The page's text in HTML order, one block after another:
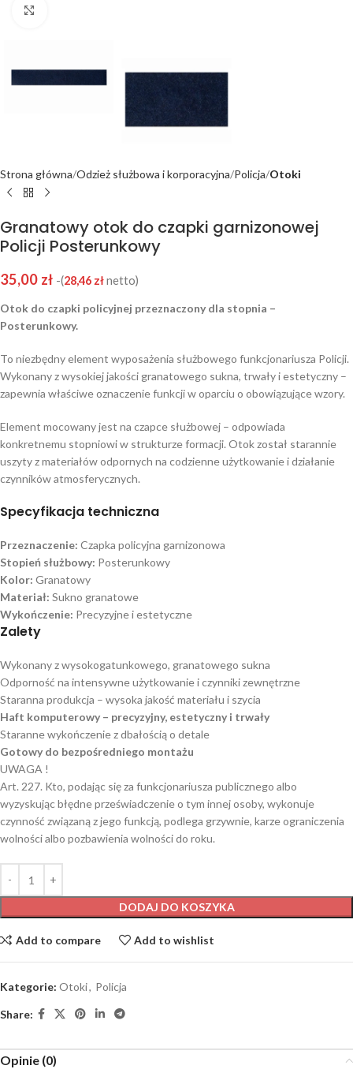
Strona główna Odzież służbowa i korporacyjna Policja Otoki
Granatowy otok do czapki garnizonowej
Policji Posterunkowy
35,00 zł -(28,46 złnetto)
Otok do czapki policyjnej przeznaczony dla stopnia –
Posterunkowy.
To niezbędny element wyposażenia służbowego funkcjonariusza Policji.
Wykonany z wysokiej jakości granatowego sukna, trwały i estetyczny –
zapewnia właściwe oznaczenie funkcji w oparciu o obowiązujące wzory.
Element mocowany jest na czapce służbowej – odpowiada
konkretnemu stopniowi w strukturze formacji. Otok został starannie
uszyty z materiałów odpornych na codzienne użytkowanie i działanie
czynników atmosferycznych.
Specyfikacja techniczna
Przeznaczenie: Czapka policyjna garnizonowa
Stopień służbowy: Posterunkowy
Kolor: Granatowy
Materiał: Sukno granatowe
Wykończenie: Precyzyjne i estetyczne
Zalety
Wykonany z wysokogatunkowego, granatowego sukna
Odporność na intensywne użytkowanie i czynniki zewnętrzne
Staranna produkcja – wysoka jakość materiału i szycia
Haft komputerowy – precyzyjny, estetyczny i trwały
Staranne wykończenie z dbałością o detale
Gotowy do bezpośredniego montażu
UWAGA !
Art. 227. Kto, podając się za funkcjonariusza publicznego albo
wyzyskując błędne przeświadczenie o tym innej osoby, wykonuje
czynność związaną z jego funkcją, podlega grzywnie, karze ograniczenia
wolności albo pozbawienia wolności do roku.
DODAJ DO KOSZYKA
Add to compare Add to wishlist
Kategorie: Otoki, Policja
Share:
Opinie (0)